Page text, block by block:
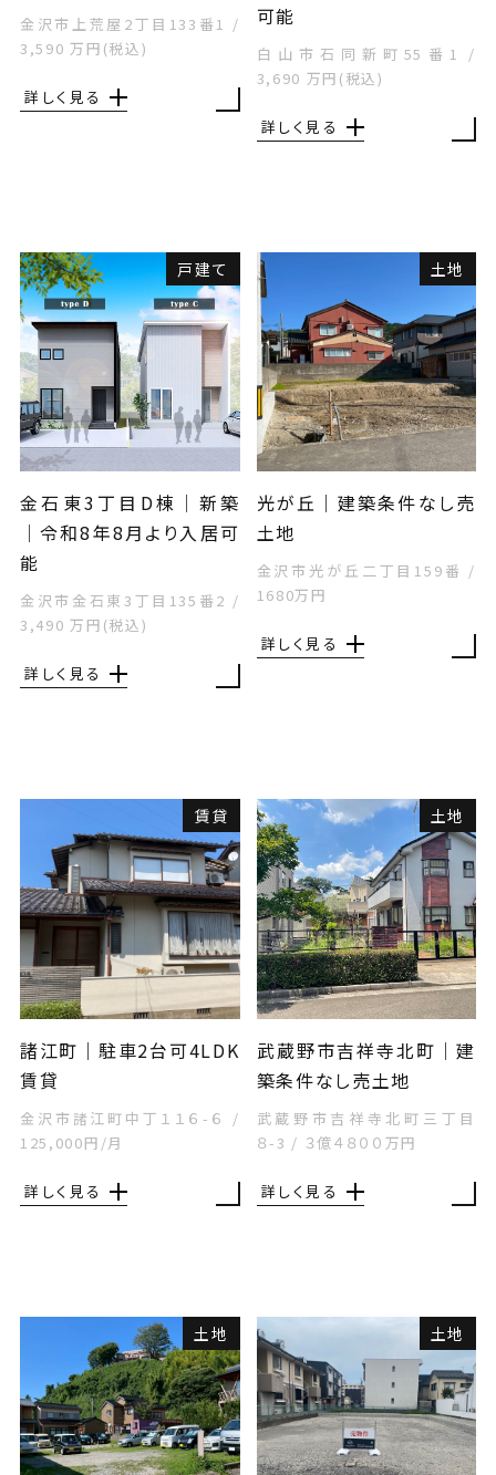
金沢市上荒屋2丁目133番1
/
3,590 万円(税込)
詳しく見る
可能
白山市石同新町55番1
/
3,690 万円(税込)
詳しく見る
戸建て
金石東3丁目D棟│新築
│令和8年8月より入居可
能
金沢市金石東3丁目135番2 /
3,490 万円(税込)
詳しく見る
土地
光が丘｜建築条件なし売
土地
金沢市光が丘二丁目159番 /
1680万円
詳しく見る
賃貸
諸江町｜駐車2台可4LDK
賃貸
金沢市諸江町中丁１１６-６
/
125,000円/月
詳しく見る
土地
武蔵野市吉祥寺北町｜建
築条件なし売土地
武蔵野市吉祥寺北町三丁目
８-3 / ３億４８００万円
詳しく見る
土地 土地